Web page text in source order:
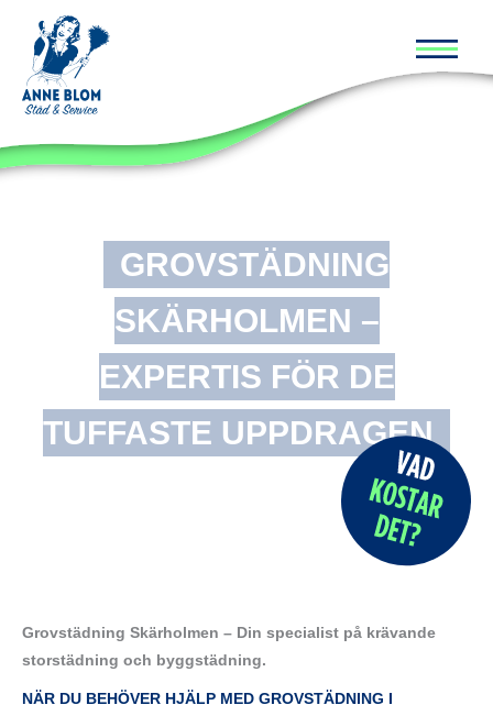
GROVSTÄDNING
SKÄRHOLMEN –
EXPERTIS FÖR DE
TUFFASTE UPPDRAGEN
Grovstädning Skärholmen – Din specialist på krävande
storstädning och byggstädning.
NÄR DU BEHÖVER HJÄLP MED GROVSTÄDNING I